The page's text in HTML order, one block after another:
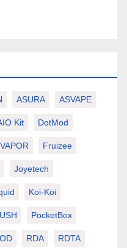
ASURA ASVAPE
Kit DotMod
Fruizee
Joyetech
Koi-Koi
PocketBox
RDA RDTA